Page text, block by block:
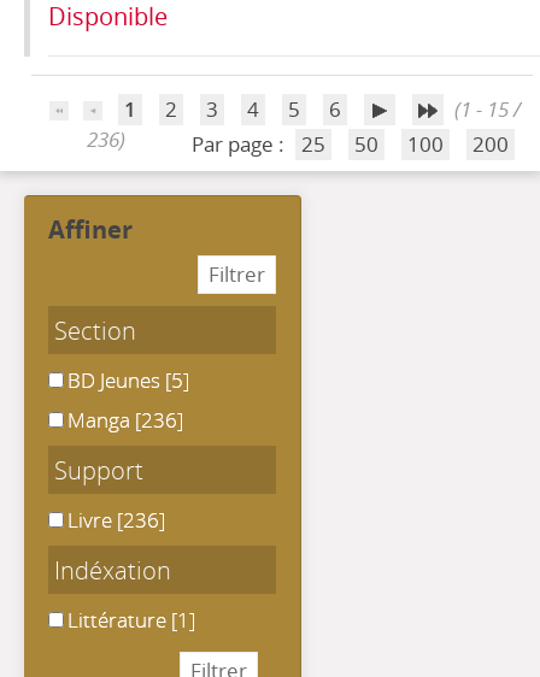
Disponible
1 2 3 4 5 6
(1 - 15 /
236)
Par page : 25 50 100 200
affiner
Section
BD Jeunes
BD Jeunes [5]
Manga
Manga [236]
Support
LivreLivre [236]
Indéxation
Littérature
Littérature [1]